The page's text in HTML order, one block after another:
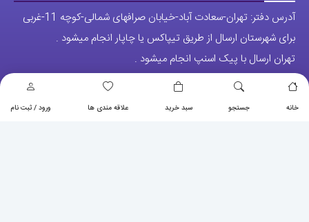
خانه جستجو سبد خرید علاقه مندی ها ورود / ثبت نام
آدرس دفتر: تهران-سعادت آباد-خیابان صرافهای شمالی-کوچه 11-غربی
برای شهرستان ارسال از طریق تیپاکس یا چاپار انجام میشود .
تهران ارسال با پیک اسنپ انجام میشود .
راه های ارتباطی
شماره تماس مستقیم :